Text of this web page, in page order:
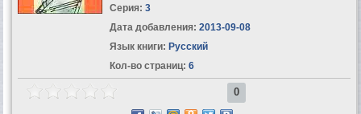
Серия: 3
Дата добавления: 2013-09-08
Язык книги: Русский
Кол-во страниц: 6
0